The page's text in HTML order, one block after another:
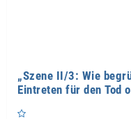
„Szene II/3: Wie
Eintreten für den Tod